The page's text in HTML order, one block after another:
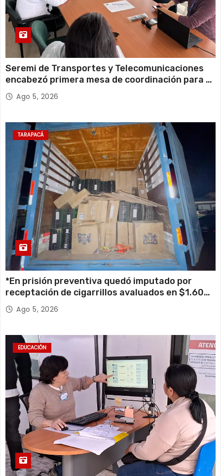
Seremi de Transportes y Telecomunicaciones
encabezó primera mesa de coordinación para el
retiro de cables en desuso en Iquique
Ago 5, 2026
TARAPACÁ
*En prisión preventiva quedó imputado por
receptación de cigarrillos avaluados en $1.600
millones*
Ago 5, 2026
EDUCACIÓN